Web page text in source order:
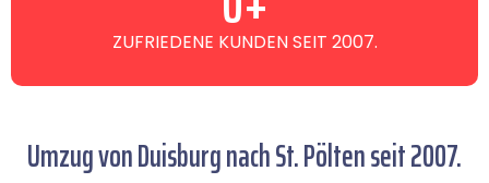
ZUFRIEDENE KUNDEN SEIT 2007.
Umzug von Duisburg nach St. Pölten seit 2007.